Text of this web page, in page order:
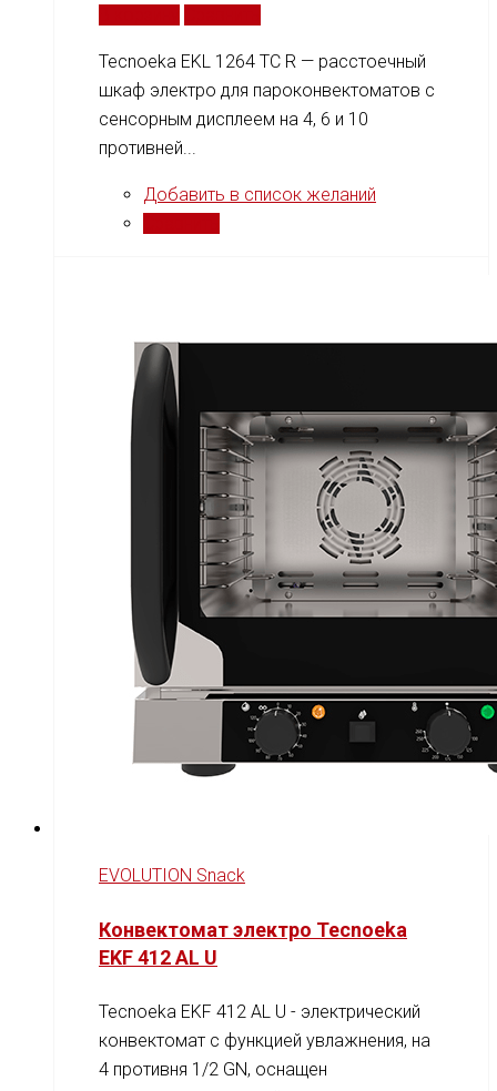
Tecnoeka EKL 1264 TC R — расстоечный
шкаф электро для пароконвектоматов с
сенсорным дисплеем на 4, 6 и 10
противней...
Добавить в список желаний
EVOLUTION Snack
Конвектомат электро Tecnoeka
EKF 412 AL U
Tecnoeka EKF 412 AL U - электрический
конвектомат с функцией увлажнения, на
4 противня 1/2 GN, оснащен